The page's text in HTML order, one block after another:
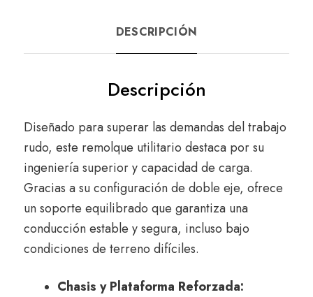
DESCRIPCIÓN
Descripción
Diseñado para superar las demandas del trabajo
rudo, este remolque utilitario destaca por su
ingeniería superior y capacidad de carga.
Gracias a su configuración de doble eje, ofrece
un soporte equilibrado que garantiza una
conducción estable y segura, incluso bajo
condiciones de terreno difíciles.
Chasis y Plataforma Reforzada: